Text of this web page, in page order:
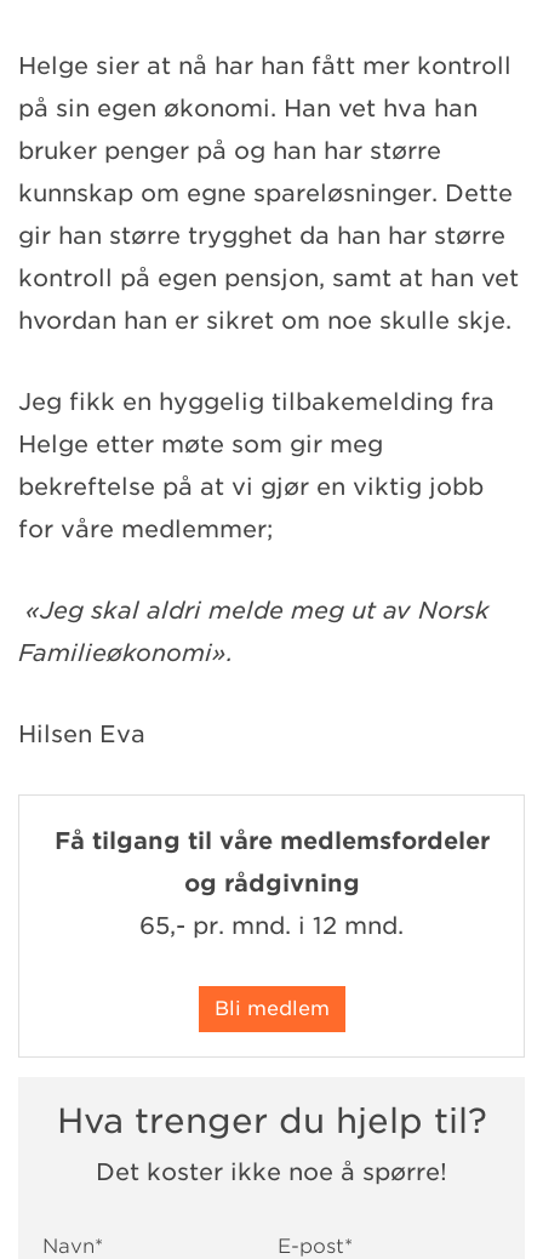
Helge sier at nå har han fått mer kontroll
på sin egen økonomi. Han vet hva han
bruker penger på og han har større
kunnskap om egne spareløsninger. Dette
gir han større trygghet da han har større
kontroll på egen pensjon, samt at han vet
hvordan han er sikret om noe skulle skje.
Jeg fikk en hyggelig tilbakemelding fra
Helge etter møte som gir meg
bekreftelse på at vi gjør en viktig jobb
for våre medlemmer;
«Jeg skal aldri melde meg ut av Norsk
Familieøkonomi».
Hilsen Eva
Få tilgang til våre medlemsfordeler
og rådgivning
65,- pr. mnd. i 12 mnd.
Bli medlem
Hva trenger du hjelp til?
Det koster ikke noe å spørre!
Navn* E-post*